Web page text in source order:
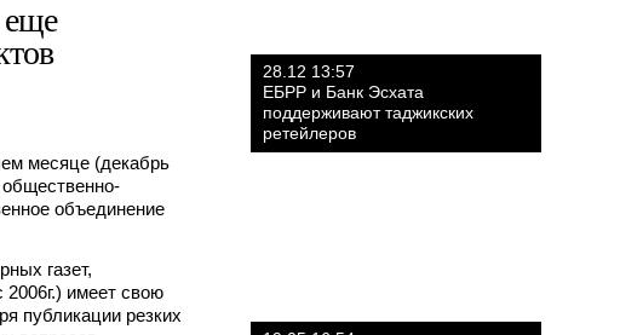
месяце (декабрь
объединение
газет,
2006г.) имеет свою
публикации резких
28.12 13:57
ЕБРР и Банк Эсхата
поддерживают таджикских
ретейлеров